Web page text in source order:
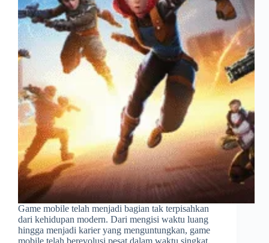
Game mobile telah menjadi bagian tak terpisahkan
dari kehidupan modern. Dari mengisi waktu luang
hingga menjadi karier yang menguntungkan, game